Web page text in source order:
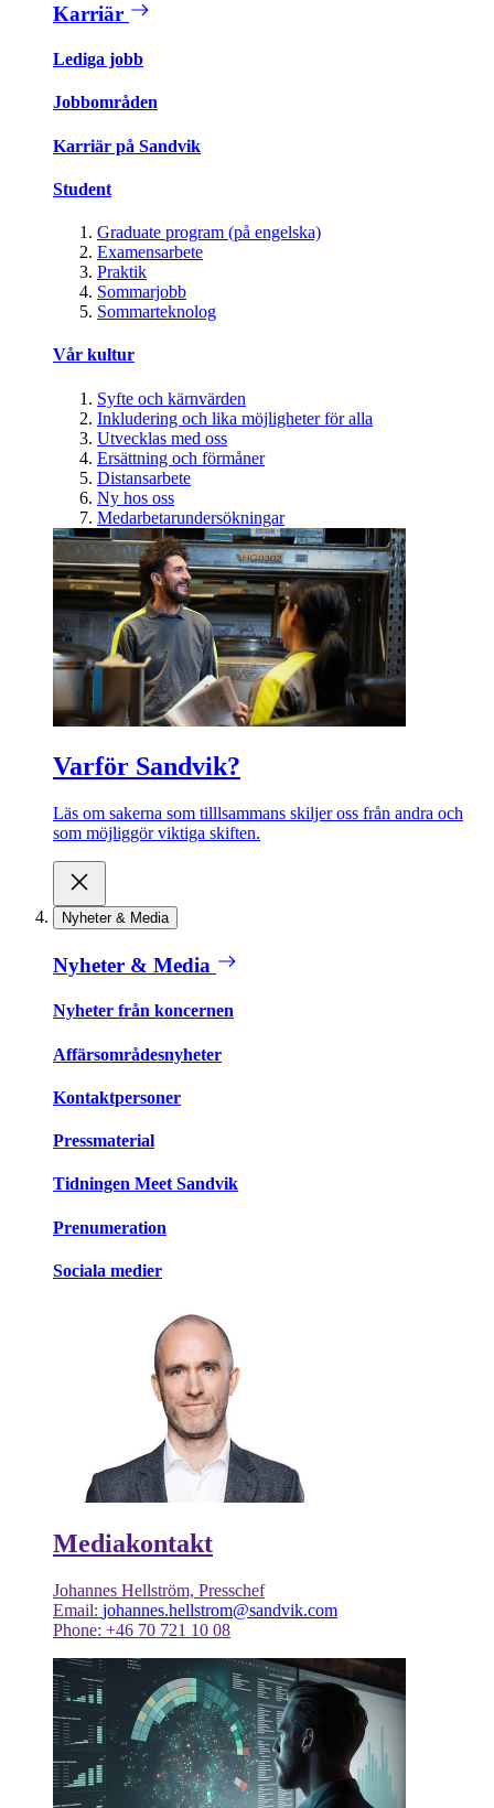
Karriär
Lediga jobb
Jobbområden
Karriär på Sandvik
Student
Graduate program (på engelska)
Examensarbete
Praktik
Sommarjobb
Sommarteknolog
Vår kultur
Syfte och kärnvärden
Inkludering och lika möjligheter för alla
Utvecklas med oss
Ersättning och förmåner
Distansarbete
Ny hos oss
Medarbetarundersökningar
Varför Sandvik?
Läs om sakerna som tilllsammans skiljer oss från andra och
som möjliggör viktiga skiften.
Nyheter & Media
Nyheter & Media
Nyheter från koncernen
Affärsområdesnyheter
Kontaktpersoner
Pressmaterial
Tidningen Meet Sandvik
Prenumeration
Sociala medier
Mediakontakt
Johannes Hellström, Presschef
Email: johannes.hellstrom@sandvik.com
Phone: +46 70 721 10 08